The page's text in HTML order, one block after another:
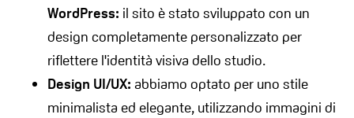
WordPress: il sito è stato sviluppato con un
design completamente personalizzato per
riflettere l'identità visiva dello studio.
Design UI/UX: abbiamo optato per uno stile
minimalista ed elegante, utilizzando immagini di